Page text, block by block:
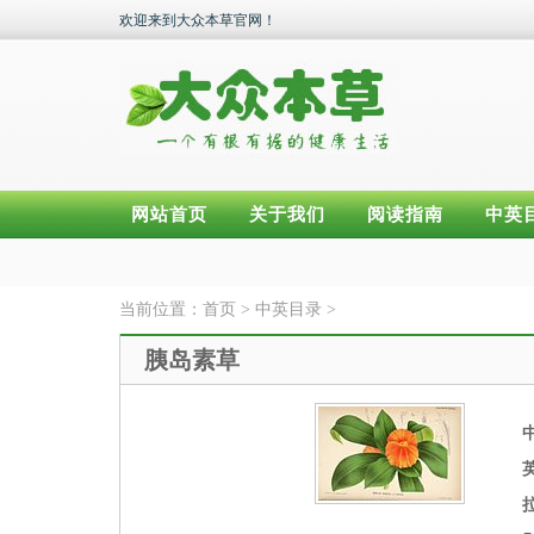
欢迎来到大众本草官网！
网站首页 关于我们 阅读指南 中英
当前位置： 首页 > 中英目录 >
胰岛素草